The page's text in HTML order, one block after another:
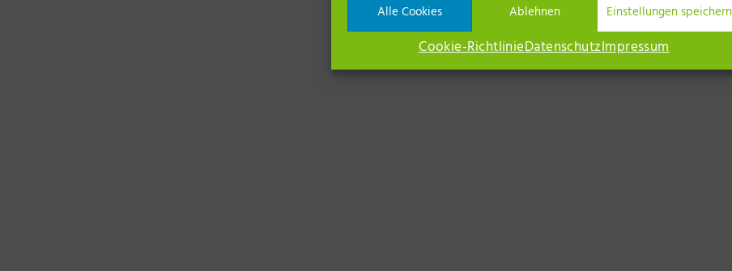
Alle Cookies Ablehnen Einstellungen speichern
Cookie-RichtlinieDatenschutzImpressum